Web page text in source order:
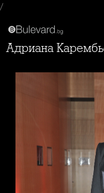
/
Адриана